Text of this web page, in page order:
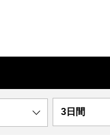
3日間